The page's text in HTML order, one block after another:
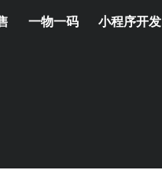
一物一码 小程序开发